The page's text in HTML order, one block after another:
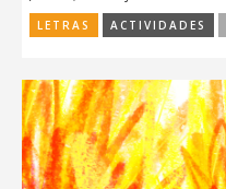
LETRAS ACTIVIDADES